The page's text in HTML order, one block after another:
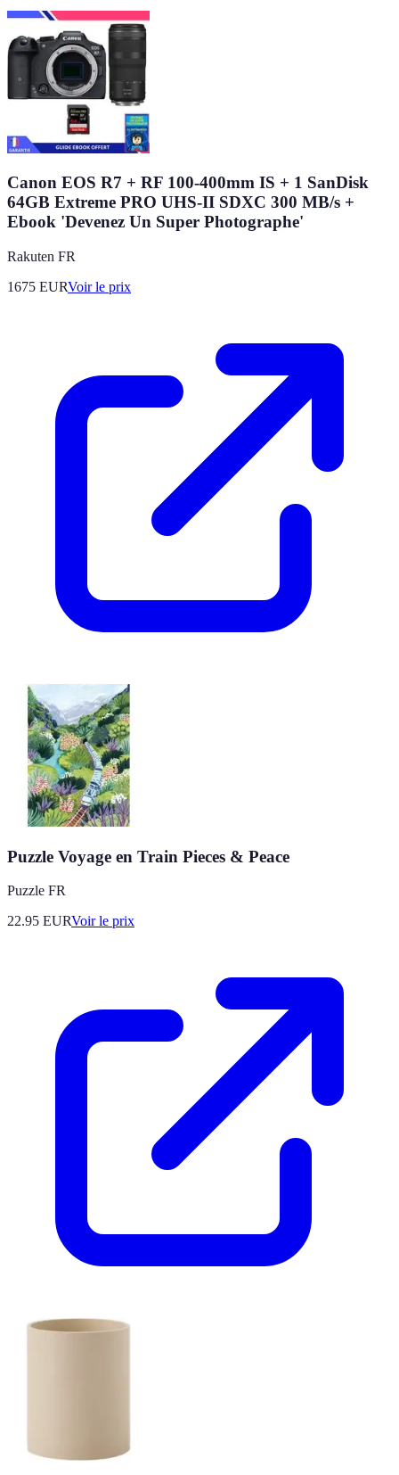
Canon EOS R7 + RF 100-400mm IS + 1 SanDisk
64GB Extreme PRO UHS-II SDXC 300 MB/s +
Ebook 'Devenez Un Super Photographe'
Rakuten FR
1675 EURVoir le prix
Puzzle Voyage en Train Pieces & Peace
Puzzle FR
22.95 EURVoir le prix